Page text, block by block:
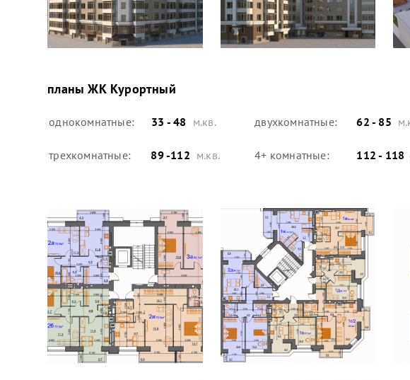
планыЖК Курортный
однокомнатные: 33 - 48 м.кв. двухкомнатные: 62 - 85
трехкомнатные: 89 -112 м.кв. 4+ комнатные: 112 - 118